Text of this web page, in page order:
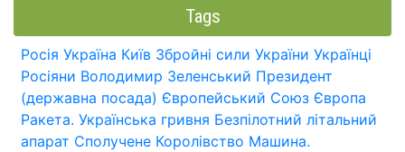
Tags
Росія Україна Київ Збройні сили України Українці
Росіяни Володимир Зеленський Президент
(державна посада) Європейський Союз Європа
Ракета. Українська гривня Безпілотний літальний
апарат Сполучене Королівство Машина.